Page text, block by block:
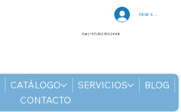
CATÁLOGO SERVICIOS
BLOG
CONTACTO
Iniciar sesión
Cel: (+57) 302 3022448